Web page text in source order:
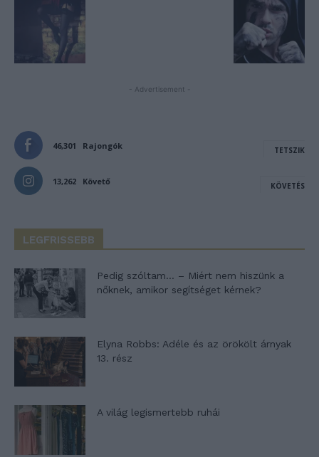
- Advertisement -
46,301 Rajongók TETSZIK
13,262 Követő KÖVETÉS
LEGFRISSEBB
Pedig szóltam… – Miért nem hiszünk a
nőknek, amikor segítséget kérnek?
Elyna Robbs: Adéle és az örökölt árnyak
13. rész
A világ legismertebb ruhái